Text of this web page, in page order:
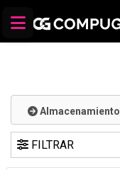
Almacenamiento
FILTRAR